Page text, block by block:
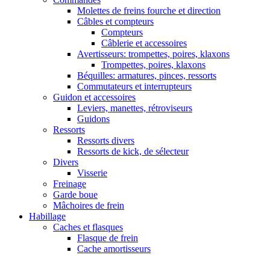
Molettes de freins fourche et direction
Câbles et compteurs
Compteurs
Câblerie et accessoires
Avertisseurs: trompettes, poires, klaxons
Trompettes, poires, klaxons
Béquilles: armatures, pinces, ressorts
Commutateurs et interrupteurs
Guidon et accessoires
Leviers, manettes, rétroviseurs
Guidons
Ressorts
Ressorts divers
Ressorts de kick, de sélecteur
Divers
Visserie
Freinage
Garde boue
Mâchoires de frein
Habillage
Caches et flasques
Flasque de frein
Cache amortisseurs